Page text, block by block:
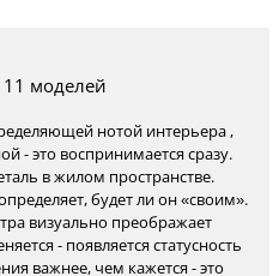
11 моделей
нотой интерьера ,
- это воспринимается сразу.
в жилом пространстве.
будет ли он «своим».
визуально преображает
- появляется статусность
важнее, чем кажется - это